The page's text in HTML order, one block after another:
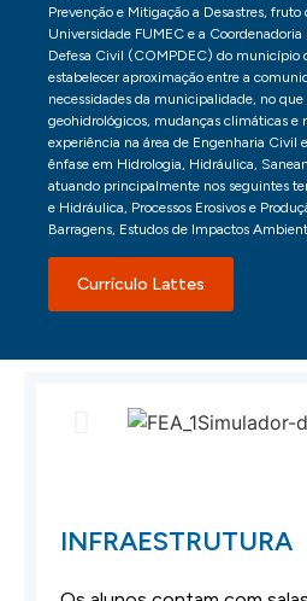
Prevenção e Mitigação a Desastres, fruto
Universidade FUMEC e a
Defesa Civil (COMPDEC) do município
estabelecer aproximação entre a
necessidades da municipalidade, no que
geohidrológicos, mudanças climáticas e
experiência na área de Engenharia Civil
ênfase em Hidrologia, Hidráulica,
atuando principalmente nos seguintes
e Hidráulica, Processos Erosivos e
Barragens, Estudos de Impactos
Currículo Lattes
INFRAESTRUTURA